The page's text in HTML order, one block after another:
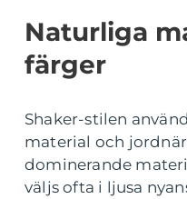
Naturliga
färger
Shaker-stilen
material och
dominerande
väljs ofta i ljusa